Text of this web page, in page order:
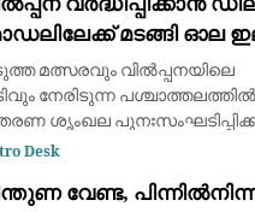
കടുത്ത
സർക്കാർ. കിഴക
മടങ്ങി ഓല
അറിയിച്ച്
മത്സരവും വിൽപ്പനയിലെ
നേരിടുന്ന
ശൃംഖല
ഇന്ത്യയിലെ മുൻനിര
ഓല ഇലക്ട്രിക്
Desk
വേണ്ട,